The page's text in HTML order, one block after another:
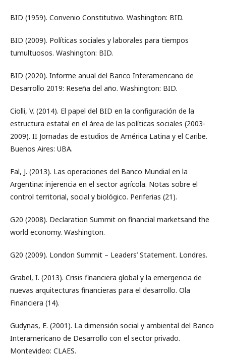
BID (1959). Convenio Constitutivo. Washington: BID.
BID (2009). Políticas sociales y laborales para tiempos
tumultuosos. Washington: BID.
BID (2020). Informe anual del Banco Interamericano de
Desarrollo 2019: Reseña del año. Washington: BID.
Ciolli, V. (2014). El papel del BID en la configuración de la
estructura estatal en el área de las políticas sociales (2003-
2009). II Jornadas de estudios de América Latina y el Caribe.
Buenos Aires: UBA.
Fal, J. (2013). Las operaciones del Banco Mundial en la
Argentina: injerencia en el sector agrícola. Notas sobre el
control territorial, social y biológico. Periferias (21).
G20 (2008). Declaration Summit on financial marketsand the
world economy. Washington.
G20 (2009). London Summit – Leaders’ Statement. Londres.
Grabel, I. (2013). Crisis financiera global y la emergencia de
nuevas arquitecturas financieras para el desarrollo. Ola
Financiera (14).
Gudynas, E. (2001). La dimensión social y ambiental del Banco
Interamericano de Desarrollo con el sector privado.
Montevideo: CLAES.